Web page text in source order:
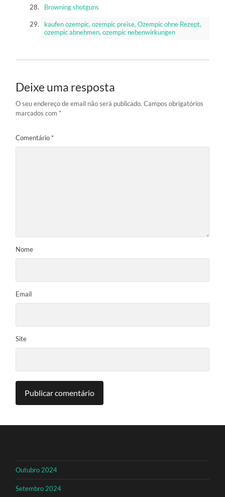
Browning shotguns
kaufen ozempic, ozempic preise, Ozempic ohne Rezept,
ozempic abnehmen, ozempic nebenwirkungen
Deixe uma resposta
O seu endereço de email não será publicado. Campos obrigatórios
marcados com *
Comentário *
Nome
Email
Site
Outubro 2024
Setembro 2024